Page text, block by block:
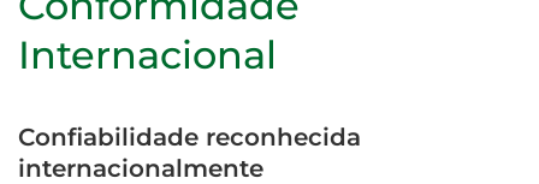
Internacional
Confiabilidade reconhecida
internacionalmente